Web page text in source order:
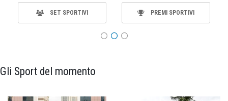
SET SPORTIVI PREMI SPORTIVI
Gli Sport del momento